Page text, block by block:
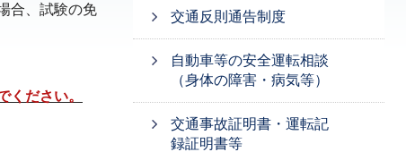
合、試験の免
ださい。
交通反則通告制度
自動車等の安全運転相談
（身体の障害・病気等）
交通事故証明書・運転記
録証明書等